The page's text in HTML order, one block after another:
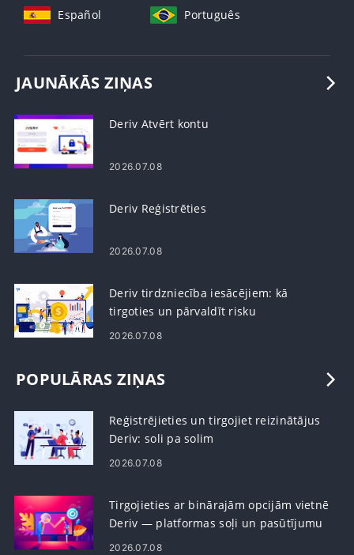
Español Português
JAUNĀKĀS ZIŅAS
Deriv Atvērt kontu
2026.07.08
Deriv Reģistrēties
2026.07.08
Deriv tirdzniecība iesācējiem: kā
tirgoties un pārvaldīt risku
2026.07.08
POPULĀRAS ZIŅAS
Reģistrējieties un tirgojiet reizinātājus
Deriv: soli pa solim
2026.07.08
Tirgojieties ar binārajām opcijām vietnē
Deriv — platformas soļi un pasūtījumu
veidi
2026.07.08